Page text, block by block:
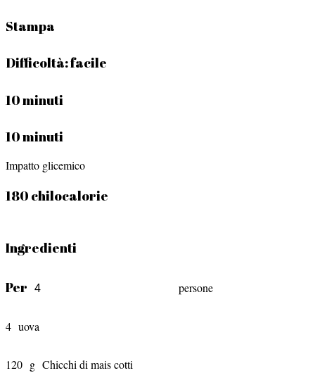
Stampa
Difficoltà:facile
10 minuti
10 minuti
Impatto glicemico
180 chilocalorie
Ingredienti
Per persone
4 uova
120 g Chicchi di mais cotti